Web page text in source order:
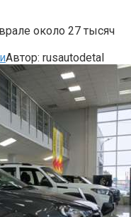
около 27 тысяч
Автор: rusautodetal